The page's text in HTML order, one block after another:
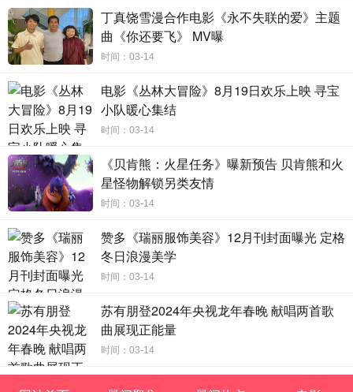
丁真饶雪漫合作电影《永不失联的爱》主题
曲《你还要飞》 MV曝
时间：03-14
电影《丛林大冒险》8月19日欢乐上映 寻宝
小队暖心集结
时间：03-14
《贝肯熊：火星任务》曝新预告 贝肯熊和火
星怪物解锁另类友情
时间：03-14
赞多《瑞丽服饰美容》12月刊封面曝光 定格
冬日浪漫美学
时间：03-14
苏有朋登2024年央视龙年春晚 献唱两首歌
曲展现正能量
时间：03-14